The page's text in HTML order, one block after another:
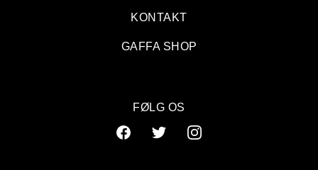
KONTAKT
GAFFA SHOP
FØLG OS